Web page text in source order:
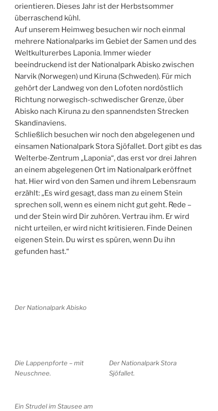
orientieren. Dieses Jahr ist der Herbstsommer
überraschend kühl.
Auf unserem Heimweg besuchen wir noch einmal
mehrere Nationalparks im Gebiet der Samen und des
Weltkulturerbes Laponia. Immer wieder
beeindruckend ist der Nationalpark Abisko zwischen
Narvik (Norwegen) und Kiruna (Schweden). Für mich
gehört der Landweg von den Lofoten nordöstlich
Richtung norwegisch-schwedischer Grenze, über
Abisko nach Kiruna zu den spannendsten Strecken
Skandinaviens.
Schließlich besuchen wir noch den abgelegenen und
einsamen Nationalpark Stora Sjöfallet. Dort gibt es das
Welterbe-Zentrum „Laponia“, das erst vor drei Jahren
an einem abgelegenen Ort im Nationalpark eröffnet
hat. Hier wird von den Samen und ihrem Lebensraum
erzählt: „Es wird gesagt, dass man zu einem Stein
sprechen soll, wenn es einem nicht gut geht. Rede –
und der Stein wird Dir zuhören. Vertrau ihm. Er wird
nicht urteilen, er wird nicht kritisieren. Finde Deinen
eigenen Stein. Du wirst es spüren, wenn Du ihn
gefunden hast.“
Der Nationalpark Abisko
Die Lappenpforte – mit
Neuschnee.
Der Nationalpark Stora
Sjöfallet.
Ein Strudel im Stausee am